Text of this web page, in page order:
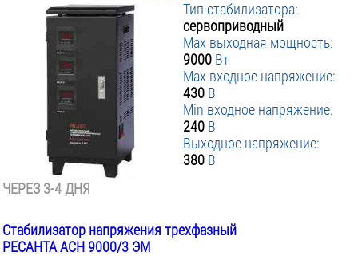
Тип стабилизатора:
сервоприводный
Max выходная мощность:
9000 Вт
Max входное напряжение:
430 В
Min входное напряжение:
240 В
Выходное напряжение:
380 В
ЧЕРЕЗ 3-4 ДНЯ
Стабилизатор напряжения трехфазный
РЕСАНТА АСН 9000/3 ЭМ